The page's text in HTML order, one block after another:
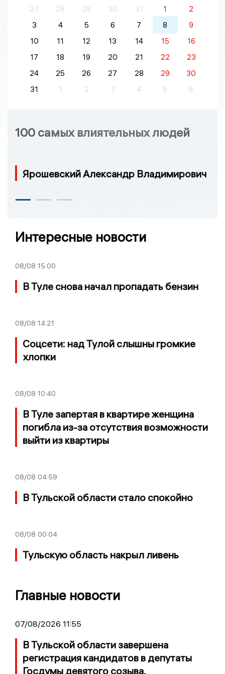
27
28 29 30 31 1
2
3
4 5 6 7 8
9
10
11 12 13 14 15
16
17
18 19 20 21 22
23
24
25 26 27 28 29
30
31
1 2 3 4 5 6
100 самых влиятельных людей
Ярошевский Александр Владимирович
Интересные новости
08/08 15:00
В Туле снова начал пропадать бензин
08/08 14:21
Соцсети: над Тулой слышны громкие
хлопки
08/08 10:40
В Туле запертая в квартире женщина
погибла из-за отсутствия возможности
выйти из квартиры
08/08 04:59
В Тульской области стало спокойно
08/08 00:04
Тульскую область накрыл ливень
Главные новости
07/08/2026 11:55
В Тульской области завершена
регистрация кандидатов в депутаты
Госдумы девятого созыва.